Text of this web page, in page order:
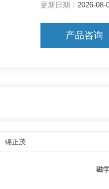
更新日期： 2026-08-
产品咨询
锦正茂
磁